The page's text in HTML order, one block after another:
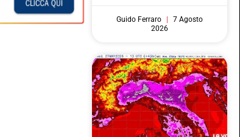
Guido Ferraro
7 Agosto
2026